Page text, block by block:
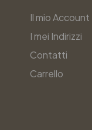
Il mio Account
I mei Indirizzi
Contatti
Carrello